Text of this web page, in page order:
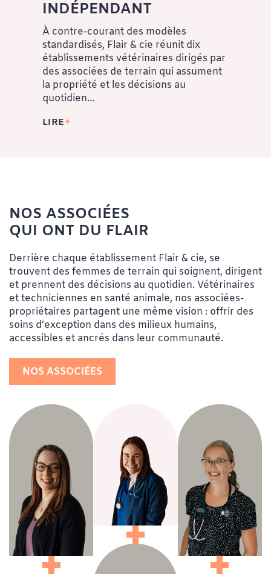
HÔPITAL VÉTÉRINAIRE DE
MONTRÉAL
324, AVENUE VICTORIA
WESTMOUNT, QC, H3Z 2M8
514 489-8217
VOIR LA CLINIQUE
514 382-1184
HÔPITAL VÉTÉRINAIRE LE GARDEUR
413, RUE SAINT-PAUL
REPENTIGNY, QC, J5Z 2H9
450 585-1542
VOIR LA CLINIQUE
INDÉPENDANT
À contre-courant des modèles
standardisés, Flair & cie réunit dix
établissements vétérinaires dirigés par
des associées de terrain qui assument
la propriété et les décisions au
quotidien…
LIRE
NOS ASSOCIÉES
QUI ONT DU FLAIR
Derrière chaque établissement Flair & cie, se
trouvent des femmes de terrain qui soignent, dirigent
et prennent des décisions au quotidien. Vétérinaires
et techniciennes en santé animale, nos associées-
propriétaires partagent une même vision : offrir des
soins d’exception dans des milieux humains,
accessibles et ancrés dans leur communauté.
NOS ASSOCIÉES